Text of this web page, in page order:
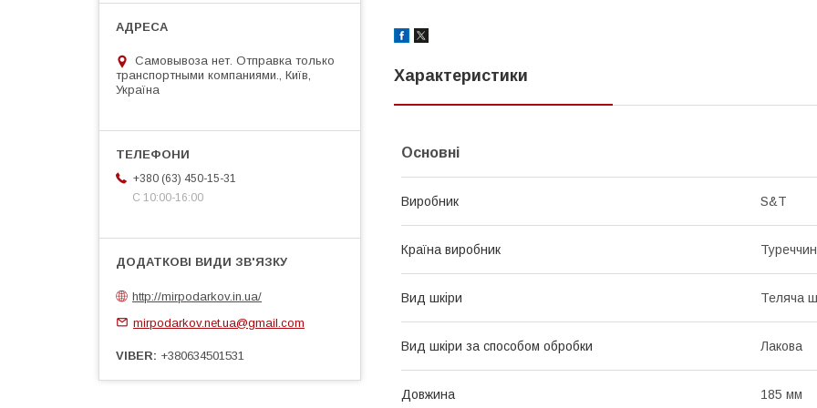
Характеристики
Основні
Виробник S&T
Країна виробник
Вид шкіри Теляча
Вид шкіри за способом обробки Лакова
Довжина 185 мм
Самовывоза нет. Отправка только
транспортными компаниями., Київ,
Україна
+380 (63) 450-15-31
С 10:00-16:00
http://mirpodarkov.in.ua/
mirpodarkov.net.ua@gmail.com
VIBER +380634501531